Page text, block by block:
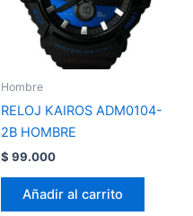
Hombre
RELOJ KAIROS ADM0104-
2B HOMBRE
$ 99.000
Añadir al carrito